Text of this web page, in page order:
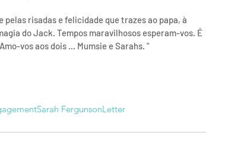
risadas e felicidade que trazes ao papa, à
do Jack. Tempos maravilhosos esperam-vos. É
vos aos dois ... Mumsie e Sarahs. "
Sarah FergunsonLetter